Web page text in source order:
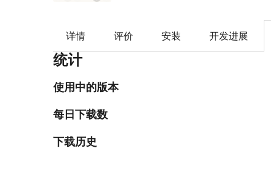
详情 评价 安装 开发进展
统计
使用中的版本
每日下载数
下载历史